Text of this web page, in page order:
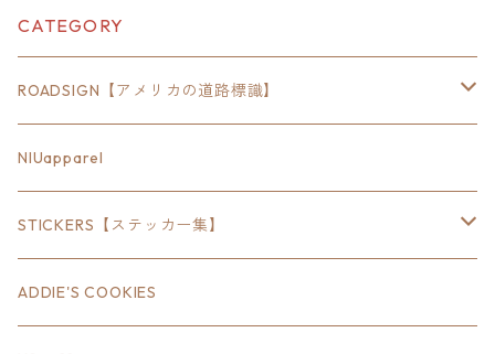
CATEGORY
ROADSIGN【アメリカの道路標識】
18inch×6inch
18inch×8inch
18inch×12inch
NIUapparel
STICKERS【ステッカー集】
ステート
ADDIE'S COOKIES